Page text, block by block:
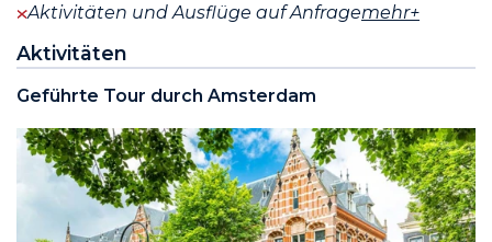
Aktivitäten und Ausflüge auf Anfragemehr+
Aktivitäten
Geführte Tour durch Amsterdam